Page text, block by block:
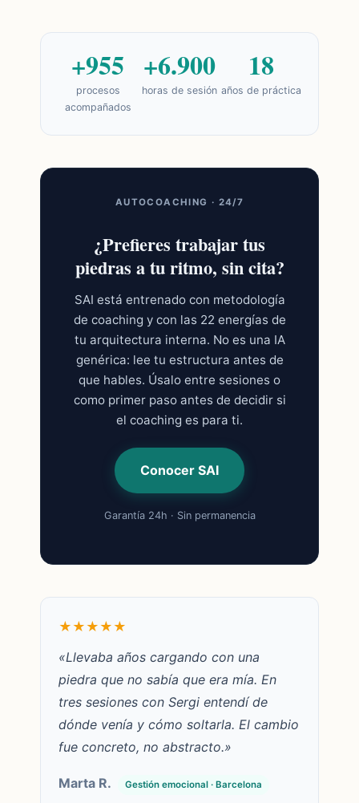
+955
procesos
acompañados
+6.900
horas de sesión
18
años de práctica
AUTOCOACHING · 24/7
¿Prefieres trabajar tus
piedras a tu ritmo, sin cita?
SAI está entrenado con metodología
de coaching y con las 22 energías de
tu arquitectura interna. No es una IA
genérica: lee tu estructura antes de
que hables. Úsalo entre sesiones o
como primer paso antes de decidir si
el coaching es para ti.
Conocer SAI
Garantía 24h · Sin permanencia
★★★★★
«Llevaba años cargando con una
piedra que no sabía que era mía. En
tres sesiones con Sergi entendí de
dónde venía y cómo soltarla. El cambio
fue concreto, no abstracto.»
Marta R. Gestión emocional · Barcelona